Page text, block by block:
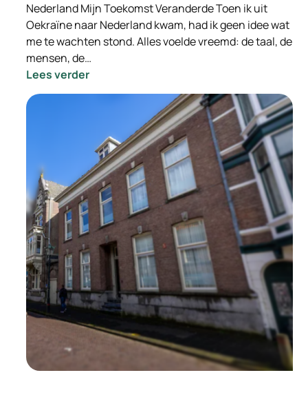
Nederland Mijn Toekomst Veranderde Toen ik uit
Oekraïne naar Nederland kwam, had ik geen idee wat
me te wachten stond. Alles voelde vreemd: de taal, de
mensen, de…
Lees verder:
Hoe
Nederland
Mijn
Toekomst
Veranderde